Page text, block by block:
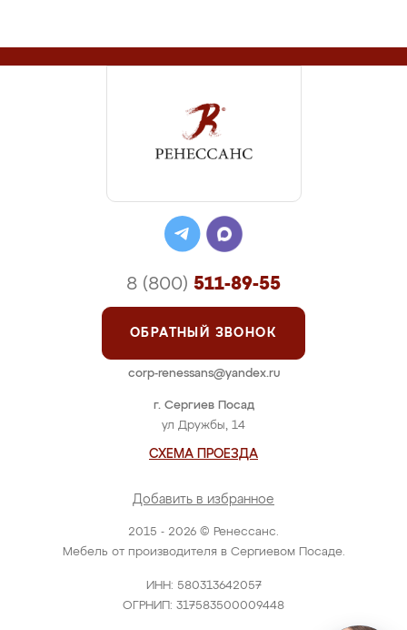
2015 - 2026 © Ренессанс.
Мебель от производителя в Сергиевом Посаде.
ИНН: 580313642057
ОГРНИП: 317583500009448
г. Сергиев Посад
ул Дружбы, 14
СХЕМА ПРОЕЗДА
Добавить в избранное
8 (800) 511-89-55
ОБРАТНЫЙ ЗВОНОК
corp-renessans@yandex.ru